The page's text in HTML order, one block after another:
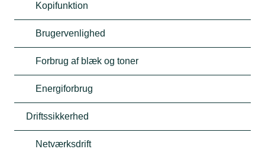
Kopifunktion
Brugervenlighed
Forbrug af blæk og toner
Energiforbrug
Driftssikkerhed
Netværksdrift